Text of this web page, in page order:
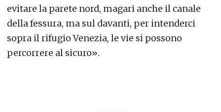
evitare la parete nord, magari anche il canale
della fessura, ma sul davanti, per intenderci
sopra il rifugio Venezia, le vie si possono
percorrere al sicuro».